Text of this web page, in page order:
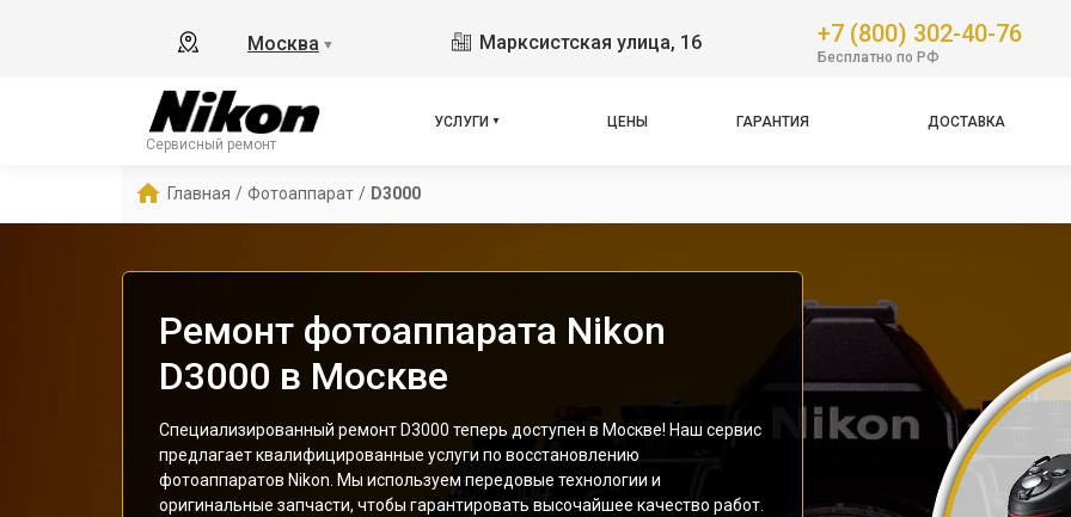
Москва ▼ Марксистская улица, 16 +7 (800) 302-40-76
Бесплатно по РФ
Сервисный ремонт
УСЛУГИ ЦЕНЫ ГАРАНТИЯ ДОСТАВКА
Главная / Фотоаппарат / D3000
Ремонт фотоаппарата Nikon
D3000 в Москве
Специализированный ремонт D3000 теперь доступен в Москве! Наш сервис
предлагает квалифицированные услуги по восстановлению
фотоаппаратов Nikon. Мы используем передовые технологии и
оригинальные запчасти, чтобы гарантировать высочайшее качество работ.